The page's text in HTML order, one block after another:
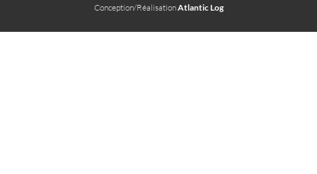
Conception/RéalisationAtlantic Log